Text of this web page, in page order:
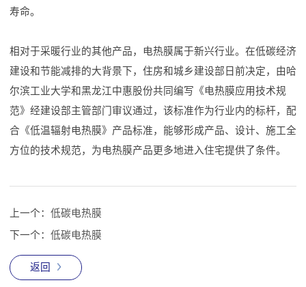
寿命。
相对于采暖行业的其他产品，电热膜属于新兴行业。在低碳经济
建设和节能减排的大背景下，住房和城乡建设部日前决定，由哈
尔滨工业大学和黑龙江中惠股份共同编写《电热膜应用技术规
范》经建设部主管部门审议通过，该标准作为行业内的标杆，配
合《低温辐射电热膜》产品标准，能够形成产品、设计、施工全
方位的技术规范，为电热膜产品更多地进入住宅提供了条件。
上一个： 低碳电热膜
下一个： 低碳电热膜
返回